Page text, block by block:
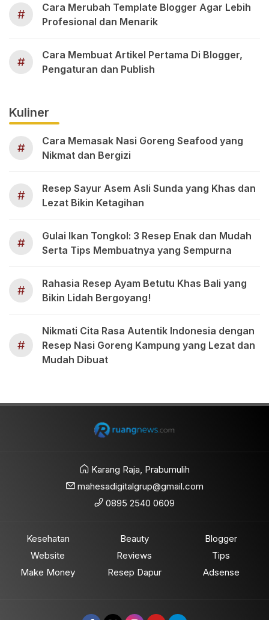
#
Cara Merubah Template Blogger Agar Lebih
Profesional dan Menarik
#
Cara Membuat Artikel Pertama Di Blogger,
Pengaturan dan Publish
Kuliner
#
Cara Memasak Nasi Goreng Seafood yang
Nikmat dan Bergizi
#
Resep Sayur Asem Asli Sunda yang Khas dan
Lezat Bikin Ketagihan
#
Gulai Ikan Tongkol: 3 Resep Enak dan Mudah
Serta Tips Membuatnya yang Sempurna
#
Rahasia Resep Ayam Betutu Khas Bali yang
Bikin Lidah Bergoyang!
#
Nikmati Cita Rasa Autentik Indonesia dengan
Resep Nasi Goreng Kampung yang Lezat dan
Mudah Dibuat
Karang Raja, Prabumulih
mahesadigitalgrup@gmail.com
0895 2540 0609
Kesehatan
Website
Make Money
Beauty
Reviews
Resep Dapur
Blogger
Tips
Adsense